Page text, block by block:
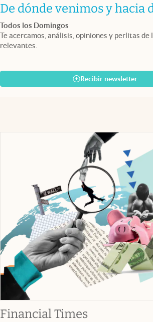
De dónde venimos y hacia
Todos los Domingos
Te acercamos, análisis, opiniones y perlitas de
relevantes.
Recibir newsletter
Financial Timesabre en